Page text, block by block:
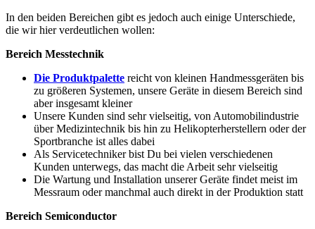
In den beiden Bereichen gibt es jedoch auch einige Unterschiede,
die wir hier verdeutlichen wollen:
Bereich Messtechnik
Die Produktpalette reicht von kleinen Handmessgeräten bis
zu größeren Systemen, unsere Geräte in diesem Bereich sind
aber insgesamt kleiner
Unsere Kunden sind sehr vielseitig, von Automobilindustrie
über Medizintechnik bis hin zu Helikopterherstellern oder der
Sportbranche ist alles dabei
Als Servicetechniker bist Du bei vielen verschiedenen
Kunden unterwegs, das macht die Arbeit sehr vielseitig
Die Wartung und Installation unserer Geräte findet meist im
Messraum oder manchmal auch direkt in der Produktion statt
Bereich Semiconductor